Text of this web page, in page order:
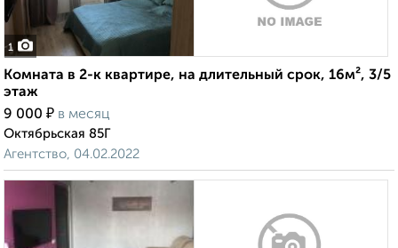
1
Комната в 2-к квартире, на длительный срок, 16м², 3/5
этаж
9 000 ₽ в месяц
Октябрьская 85Г
Агентство, 04.02.2022